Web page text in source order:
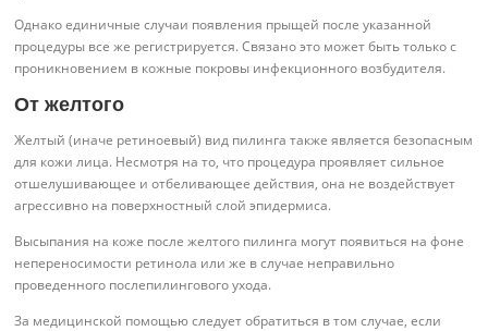
Однако единичные случаи появления прыщей после указанной
процедуры все же регистрируется. Связано это может быть только с
проникновением в кожные покровы инфекционного возбудителя.
От желтого
Желтый (иначе ретиноевый) вид пилинга также является безопасным
для кожи лица. Несмотря на то, что процедура проявляет сильное
отшелушивающее и отбеливающее действия, она не воздействует
агрессивно на поверхностный слой эпидермиса.
Высыпания на коже после желтого пилинга могут появиться на фоне
непереносимости ретинола или же в случае неправильно
проведенного послепилингового ухода.
За медицинской помощью следует обратиться в том случае, если